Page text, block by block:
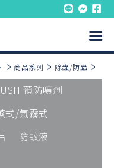
商品系列 除蟲/防蟲
預防噴劑
式/氣霧式
防蚊液